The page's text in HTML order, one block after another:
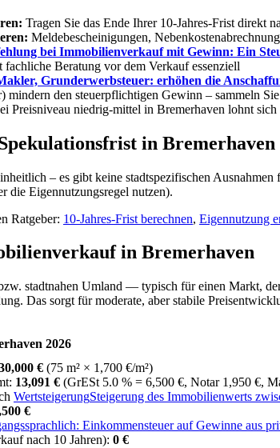
Tragen Sie das Ende Ihrer 10-Jahres-Frist direkt
Meldebescheinigungen,
bei Immobilienverkauf mit Gewinn: Ein
Beratung vor dem Verkauf essenziell
Grunderwerbsteuer: erhöhen die
mindern den steuerpflichtigen Gewinn – sammeln
Preisniveau niedrig-mittel in Bremerhaven lohnt
in Bremerhaven
– es gibt keine stadtspezifischen
die Eigennutzungsregel nutzen).
Ratgeber: 10-Jahres-Frist berechnen, Eigennutzung
in Bremerhaven
stadtnahen Umland — typisch für einen Markt,
Das sorgt für moderate, aber stabile
2026
€ (75 m² × 1,700 €/m²)
13,091 € (GrESt 5.0 % = 6,500 €, Notar 1,950 €,
WertsteigerungSteigerung des Immobilienwerts
€
Einkommensteuer auf Gewinne aus
nach 10 Jahren): 0 €